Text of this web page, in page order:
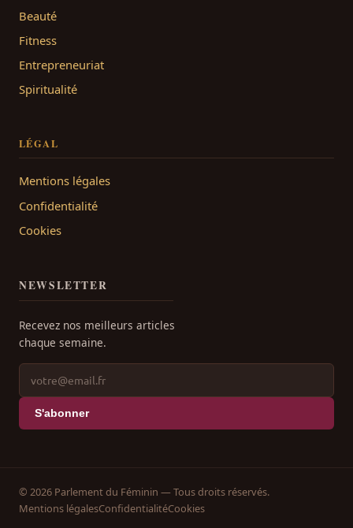
Beauté
Fitness
Entrepreneuriat
Spiritualité
LÉGAL
Mentions légales
Confidentialité
Cookies
NEWSLETTER
Recevez nos meilleurs articles
chaque semaine.
S'abonner
© 2026 Parlement du Féminin — Tous droits réservés.
Mentions légalesConfidentialitéCookies